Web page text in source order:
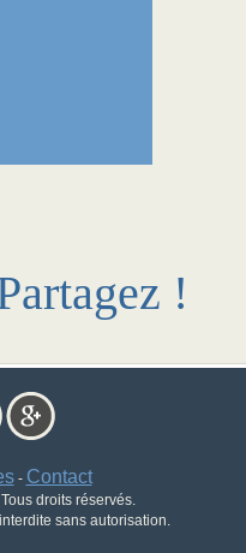
!
- Contact
droits réservés.
sans autorisation.